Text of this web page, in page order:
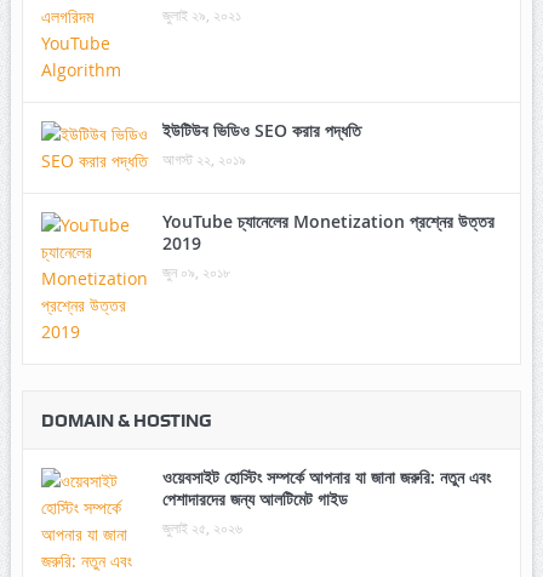
জুলাই ২৯, ২০২১
ইউটিউব ভিডিও SEO করার পদ্ধতি
আগস্ট ২২, ২০১৯
YouTube চ্যানেলের Monetization প্রশ্নের উত্তর
2019
জুন ০৯, ২০১৮
DOMAIN & HOSTING
ওয়েবসাইট হোস্টিং সম্পর্কে আপনার যা জানা জরুরি: নতুন এবং
পেশাদারদের জন্য আলটিমেট গাইড
জুলাই ২৫, ২০২৬